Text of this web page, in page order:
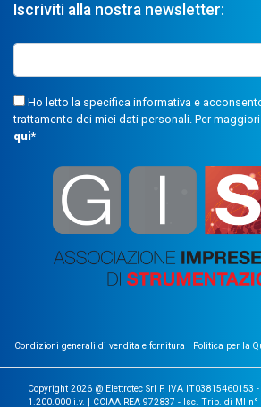
Iscriviti alla nostra newsletter:
Ho letto la specifica informativa e
trattamento dei miei dati personali. Per
qui*
Condizioni generali di vendita e fornitura Politica per la
Copyright 2026 @ Elettrotec Srl P. IVA IT03815460153
1.200.000 i.v. | CCIAA REA 972837 - Isc. Trib. di MI